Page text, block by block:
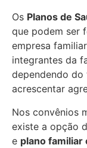
Os Planos de
que podem ser
empresa
integrantes da
dependendo
acrescentar
Nos convênios
existe a opção
e plano familiar